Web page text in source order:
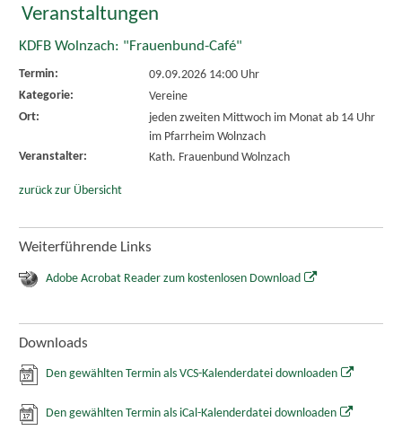
Veranstaltungen
KDFB Wolnzach: "Frauenbund-Café"
Termin:
09.09.2026 14:00 Uhr
Kategorie:
Vereine
Ort:
jeden zweiten Mittwoch im Monat ab 14 Uhr
im Pfarrheim Wolnzach
Veranstalter:
Kath. Frauenbund Wolnzach
zurück zur Übersicht
Weiterführende Links
Adobe Acrobat Reader zum kostenlosen Download
Downloads
Den gewählten Termin als VCS-Kalenderdatei downloaden
Den gewählten Termin als iCal-Kalenderdatei downloaden